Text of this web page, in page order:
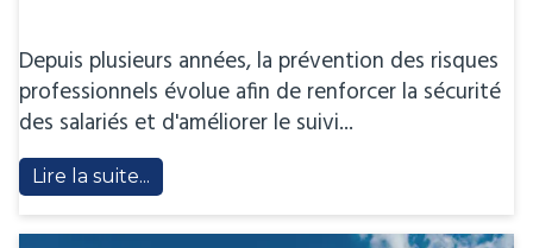
Depuis plusieurs années, la prévention des risques
professionnels évolue afin de renforcer la sécurité
des salariés et d'améliorer le suivi...
Lire la suite...